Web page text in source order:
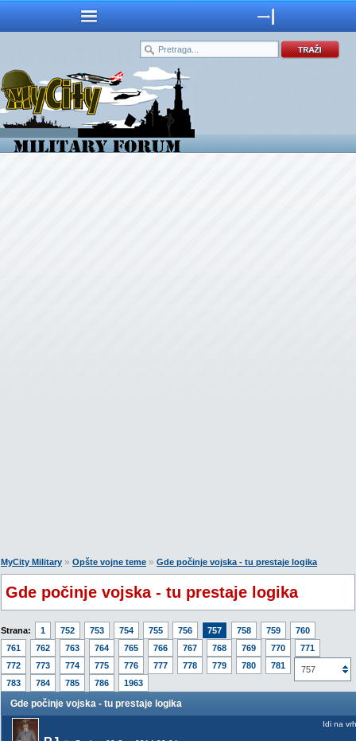
MyCity Military » Opšte vojne teme » Gde počinje vojska - tu prestaje logika
Gde počinje vojska - tu prestaje logika
Strana: 1 752 753 754 755 756 757 758 759
760
761
762 763 764 765 766 767 768 769 770
771
772
773 774 775 776 777 778 779 780 781
782
783
784 785 786 1963
757
Gde počinje vojska - tu prestaje logika
Idi na vrh